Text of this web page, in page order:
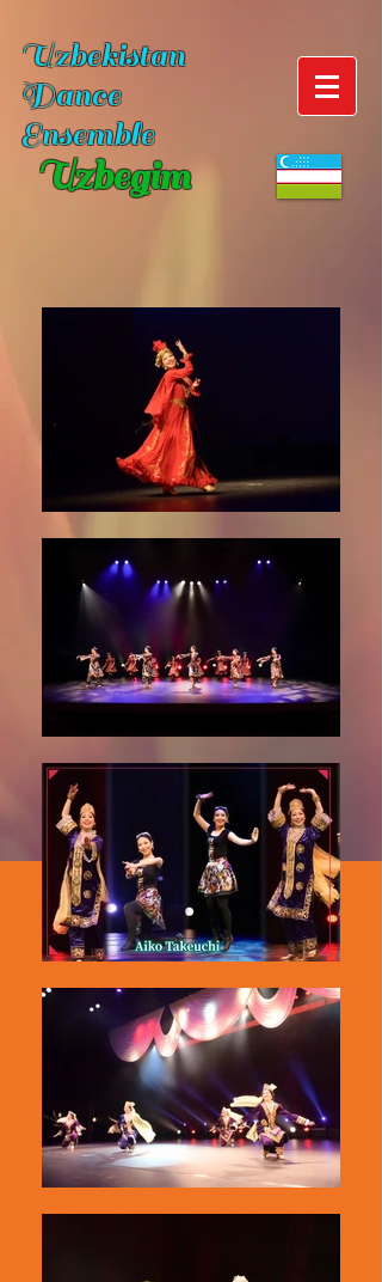
Uzbekistan
Dance
Ensemble
Uzbegim